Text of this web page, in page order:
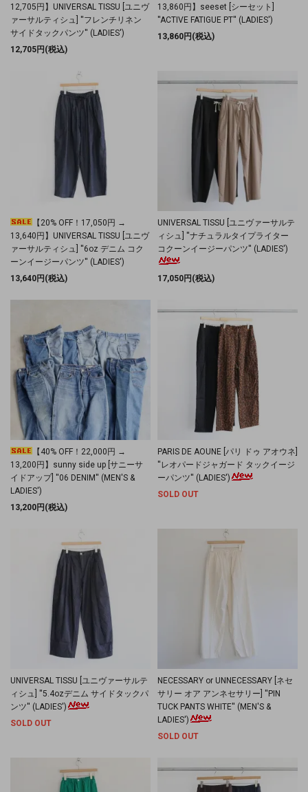
12,705円】UNIVERSAL TISSU [ユニヴ
ァーサルティシュ] ''フレンチリネン
サイドタックパンツ'' (LADIES')
12,705円(税込)
13,860円】seeset [シーセット]
''ACTIVE FATIGUE PT'' (LADIES')
13,860円(税込)
【20% OFF！17,050円 →
13,640円】UNIVERSAL TISSU [ユニヴ
ァーサルティシュ] ''6oz デニム コク
ーンイージーパンツ'' (LADIES')
13,640円(税込)
UNIVERSAL TISSU [ユニヴァーサルテ
ィシュ] ''ナチュラルタイプライター
コクーンイージーパンツ'' (LADIES')
17,050円(税込)
【40% OFF！22,000円 →
13,200円】sunny side up [サニーサ
イドアップ] ''06 DENIM'' (MEN'S &
LADIES')
13,200円(税込)
PARIS DE AOUNE [パリ ドゥ アオウネ]
''レオパードジャガード タックイージ
ーパンツ'' (LADIES')
SOLD OUT
UNIVERSAL TISSU [ユニヴァーサルテ
ィシュ] ''5.4ozデニム サイドタックパ
ンツ'' (LADIES')
SOLD OUT
NECESSARY or UNNECESSARY [ネセ
サリー オア アンネセサリー] ''PIN
TUCK PANTS WHITE'' (MEN'S &
LADIES')
SOLD OUT